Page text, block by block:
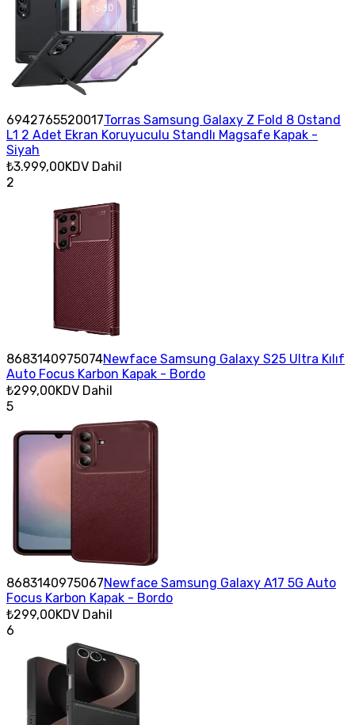
6942765520017Torras Samsung Galaxy Z Fold 8 Ostand
L1 2 Adet Ekran Koruyuculu Standlı Magsafe Kapak -
Siyah
₺3.999,00KDV Dahil
2
8683140975074Newface Samsung Galaxy S25 Ultra Kılıf
Auto Focus Karbon Kapak - Bordo
₺299,00KDV Dahil
5
8683140975067Newface Samsung Galaxy A17 5G Auto
Focus Karbon Kapak - Bordo
₺299,00KDV Dahil
6